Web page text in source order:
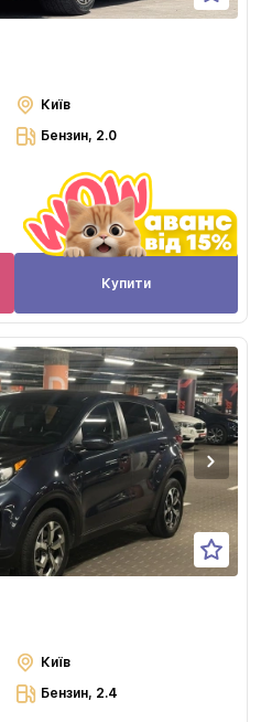
Київ
Бензин, 2.0
Купити
Київ
Бензин, 2.4